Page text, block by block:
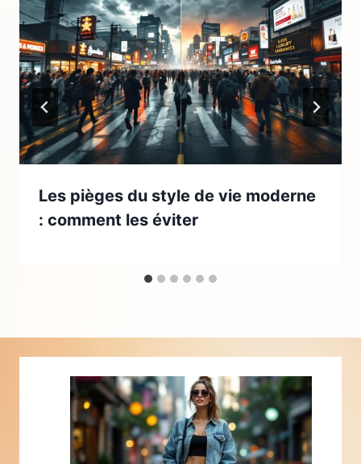
Les pièges du style de vie moderne
: comment les éviter